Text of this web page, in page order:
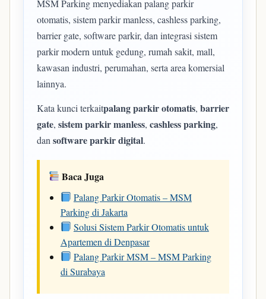
MSM Parking menyediakan palang parkir
otomatis, sistem parkir manless, cashless parking,
barrier gate, software parkir, dan integrasi sistem
parkir modern untuk gedung, rumah sakit, mall,
kawasan industri, perumahan, serta area komersial
lainnya.
Kata kunci terkaitpalang parkir otomatis, barrier
gate, sistem parkir manless, cashless parking,
dan software parkir digital.
Baca Juga
Palang Parkir Otomatis – MSM
Parking di Jakarta
Solusi Sistem Parkir Otomatis untuk
Apartemen di Denpasar
Palang Parkir MSM – MSM Parking
di Surabaya